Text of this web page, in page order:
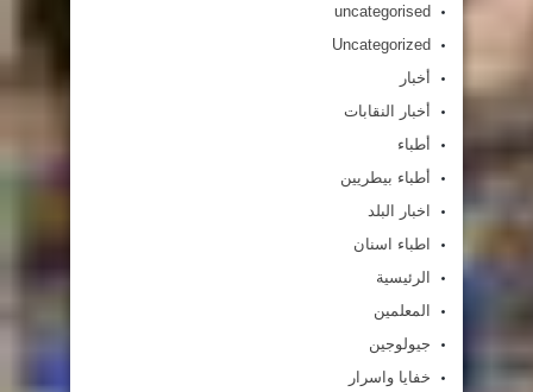
uncategorised
Uncategorized
أخبار
أخبار النقابات
أطباء
أطباء بيطريين
اخبار البلد
اطباء اسنان
الرئيسية
المعلمين
جيولوجين
خفايا واسرار